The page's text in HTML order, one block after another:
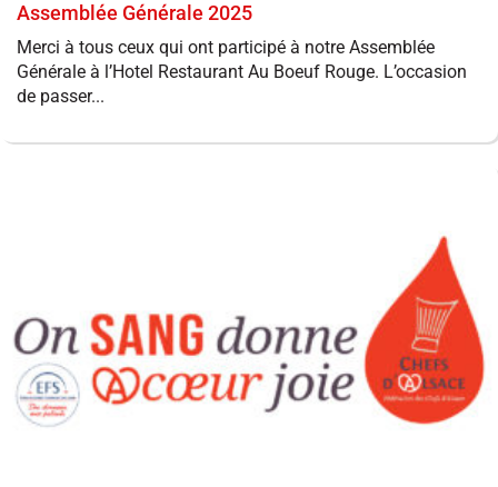
Assemblée Générale 2025
Merci à tous ceux qui ont participé à notre Assemblée
Générale à l’Hotel Restaurant Au Boeuf Rouge. L’occasion
de passer...